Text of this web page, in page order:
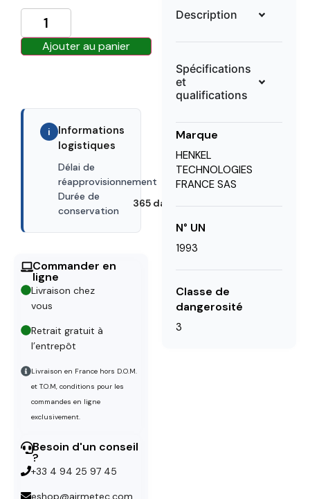
Ajouter au panier
i
Informations
logistiques
Délai de
réapprovisionnement
30 days
Durée de
conservation
365 days
Commander en
ligne
Livraison chez
vous
Retrait gratuit à
l’entrepôt
Livraison en France hors D.O.M.
et T.O.M, conditions pour les
commandes en ligne
exclusivement.
Besoin d'un conseil
?
+33 4 94 25 97 45
Description
Spécifications
et
qualifications
Marque
HENKEL
TECHNOLOGIES
FRANCE SAS
N° UN
1993
Classe de
dangerosité
3